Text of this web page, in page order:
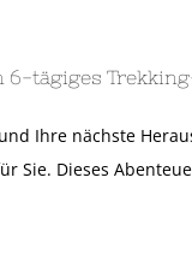
6-tägiges
Ihre nächste
Sie. Dieses